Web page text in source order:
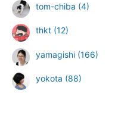
tom-chiba (4)
thkt (12)
yamagishi (166)
yokota (88)